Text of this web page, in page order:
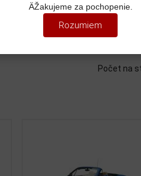
Počet na
ÄŽakujeme za pochopenie.
Rozumiem